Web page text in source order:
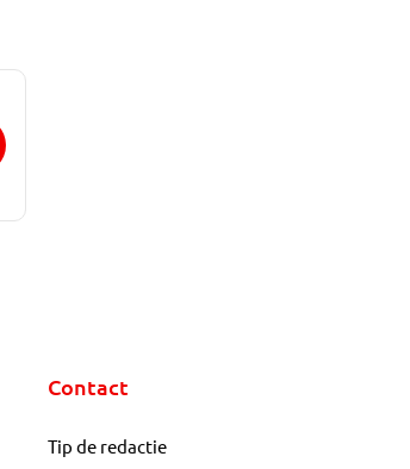
Contact
Tip de redactie